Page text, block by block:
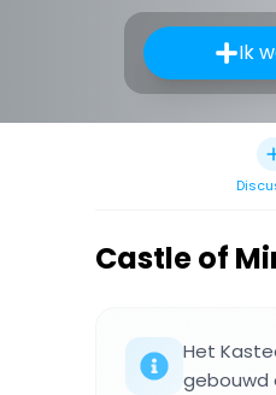
Ik
Castle of
Het
gebouwd